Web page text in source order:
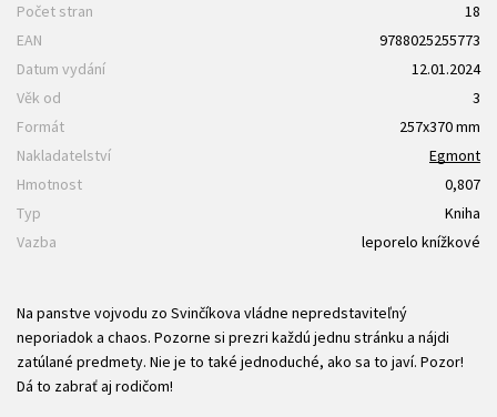
Počet stran
18
EAN
9788025255773
Datum vydání
12.01.2024
Věk od
3
Formát
257x370 mm
Nakladatelství
Egmont
Hmotnost
0,807
Typ
Kniha
Vazba
leporelo knížkové
Na panstve vojvodu zo Svinčíkova vládne nepredstaviteľný
neporiadok a chaos. Pozorne si prezri každú jednu stránku a nájdi
zatúlané predmety. Nie je to také jednoduché, ako sa to javí. Pozor!
Dá to zabrať aj rodičom!